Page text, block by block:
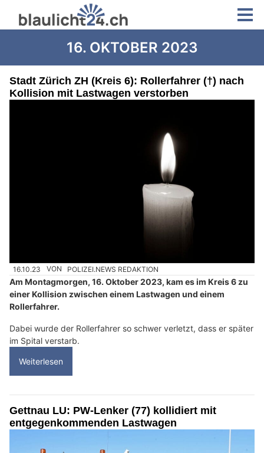
16. OKTOBER 2023
Stadt Zürich ZH (Kreis 6): Rollerfahrer (†) nach
Kollision mit Lastwagen verstorben
16.10.23 VON POLIZEI.NEWS REDAKTION
Am Montagmorgen, 16. Oktober 2023, kam es im Kreis 6 zu
einer Kollision zwischen einem Lastwagen und einem
Rollerfahrer.
Dabei wurde der Rollerfahrer so schwer verletzt, dass er später
im Spital verstarb.
Weiterlesen
Gettnau LU: PW-Lenker (77) kollidiert mit
entgegenkommenden Lastwagen